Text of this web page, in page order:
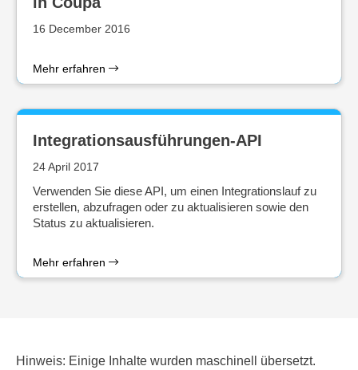
16 December 2016
Mehr erfahren
Integrationsausführungen-API
24 April 2017
Verwenden Sie diese API, um einen Integrationslauf zu
erstellen, abzufragen oder zu aktualisieren sowie den
Status zu aktualisieren.
Mehr erfahren
Hinweis: Einige Inhalte wurden maschinell übersetzt.